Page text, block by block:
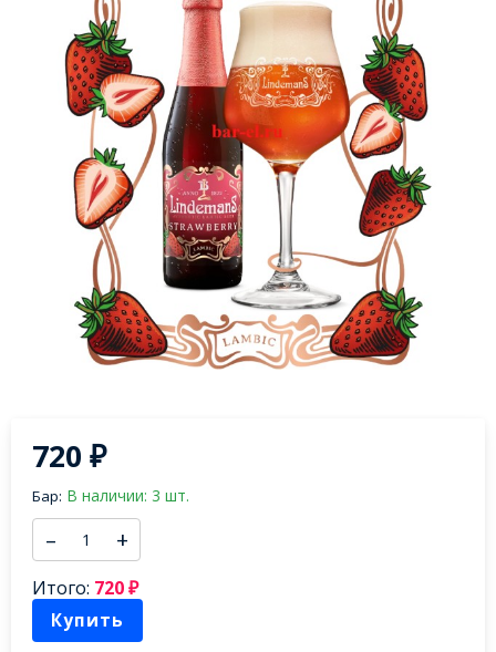
720₽
Бар: В наличии: 3 шт.
– +
Итого: 720₽
Купить